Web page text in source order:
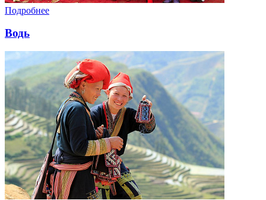
Подробнее
Водь